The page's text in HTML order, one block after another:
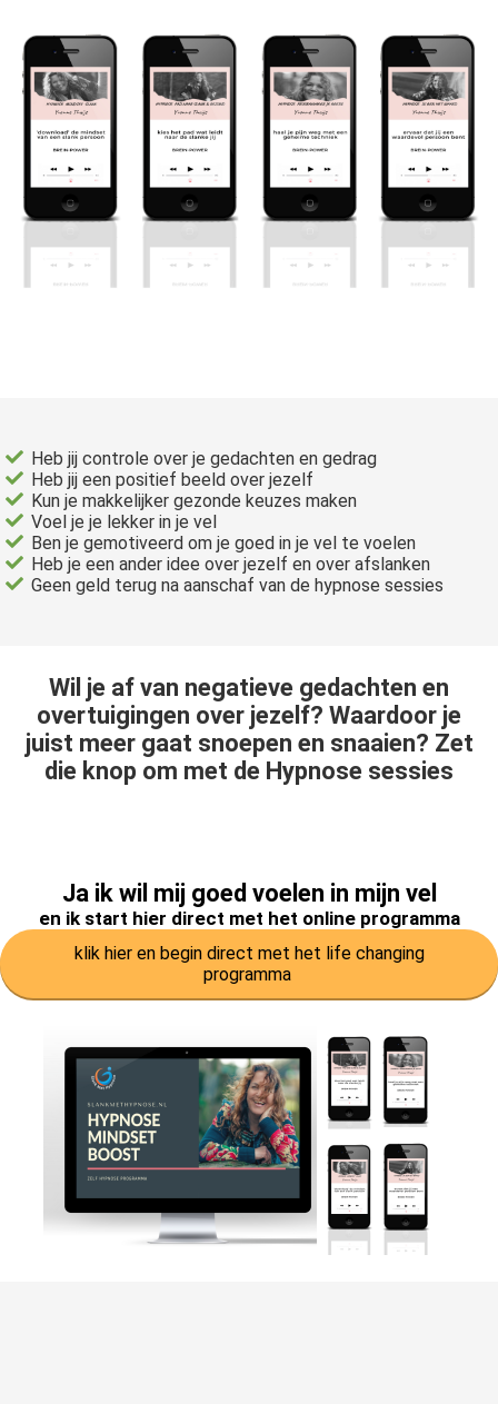
Heb jij controle over je gedachten en gedrag
Heb jij een positief beeld over jezelf
Kun je makkelijker gezonde keuzes maken
Voel je je lekker in je vel
Ben je gemotiveerd om je goed in je vel te voelen
Heb je een ander idee over jezelf en over afslanken
Geen geld terug na aanschaf van de hypnose sessies
Wil je af van negatieve gedachten en
overtuigingen over jezelf? Waardoor je
juist meer gaat snoepen en snaaien? Zet
die knop om met de Hypnose sessies
Ja ik wil mij goed voelen in mijn vel
en ik start hier direct met het online programma
klik hier en begin direct met het life changing
programma